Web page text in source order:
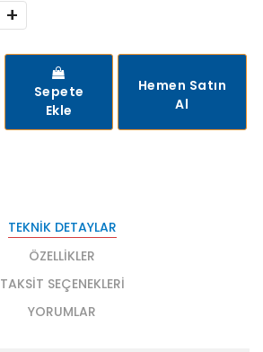
+
Sepete
Ekle
Hemen Satın
Al
TEKNIK DETAYLAR
ÖZELLIKLER
TAKSIT SEÇENEKLERI
YORUMLAR